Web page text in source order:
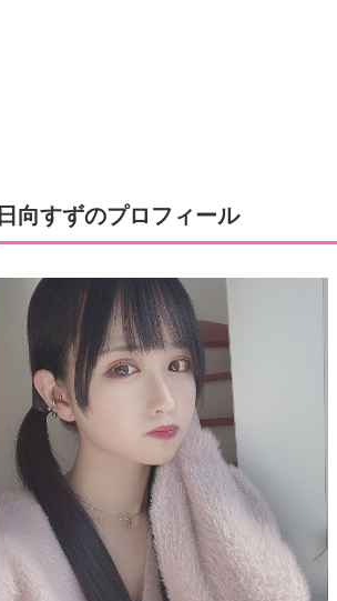
日向すずのプロフィール